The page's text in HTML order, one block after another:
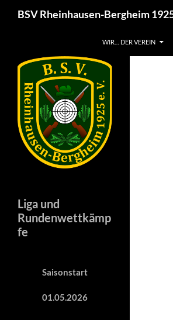
InhaltBSV Rheinhausen-Bergheim
WIR… DER VEREIN
Liga und
Rundenwettkämp
fe
Saisonstart
01.05.2026